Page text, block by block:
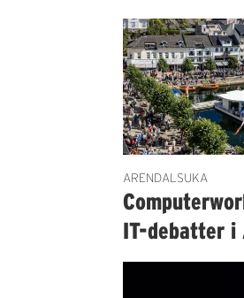
ARENDALSUKA
IT-debatter i